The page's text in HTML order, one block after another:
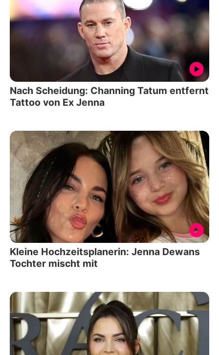
Nach Scheidung: Channing Tatum entfernt
Tattoo von Ex Jenna
Kleine Hochzeitsplanerin: Jenna Dewans
Tochter mischt mit